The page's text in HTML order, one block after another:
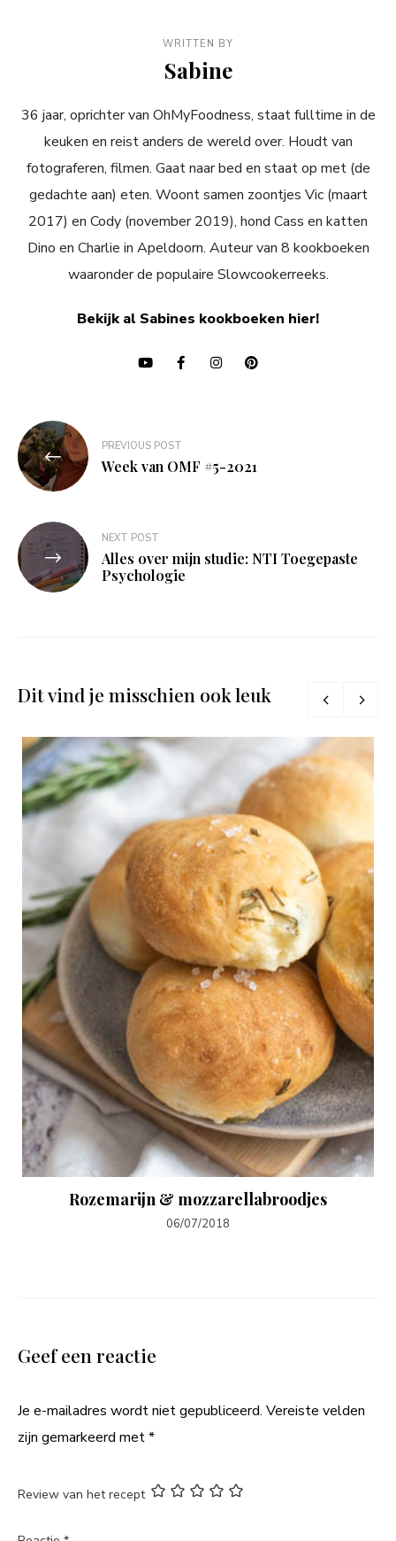
WRITTEN BY
Sabine
36 jaar, oprichter van OhMyFoodness, staat fulltime in de
keuken en reist anders de wereld over. Houdt van
fotograferen, filmen. Gaat naar bed en staat op met (de
gedachte aan) eten. Woont samen zoontjes Vic (maart
2017) en Cody (november 2019), hond Cass en katten
Dino en Charlie in Apeldoorn. Auteur van 8 kookboeken
waaronder de populaire Slowcookerreeks.
Bekijk al Sabines kookboeken hier!
Bericht
navigatie
PREVIOUS POST
Week van OMF #5-2021
NEXT POST
Alles over mijn studie: NTI Toegepaste
Psychologie
Dit vind je misschien ook leuk
Rozemarijn & mozzarellabroodjes
06/07/2018
Geef een reactie
Je e-mailadres wordt niet gepubliceerd. Vereiste velden
zijn gemarkeerd met*
Review van het recept